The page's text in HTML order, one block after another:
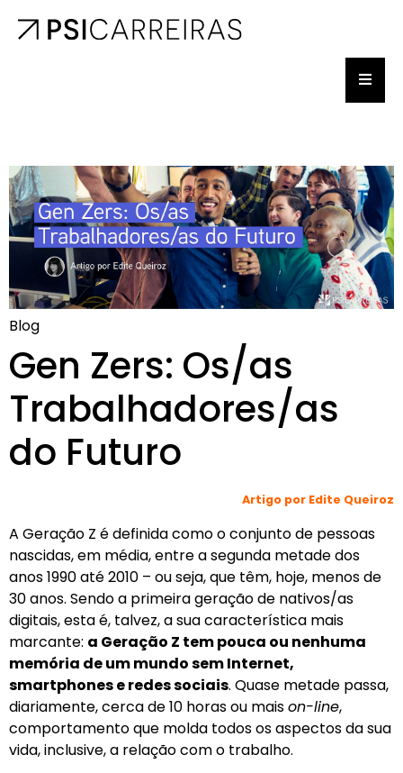
Blog
Gen Zers: Os/as
Trabalhadores/as
do Futuro
Artigo por Edite Queiroz
A Geração Z é definida como o conjunto de pessoas
nascidas, em média, entre a segunda metade dos
anos 1990 até 2010 – ou seja, que têm, hoje, menos de
30 anos. Sendo a primeira geração de nativos/as
digitais, esta é, talvez, a sua característica mais
marcante: a Geração Z tem pouca ou nenhuma
memória de um mundo sem Internet,
smartphones e redes sociais. Quase metade passa,
diariamente, cerca de 10 horas ou maison-line,
comportamento que molda todos os aspectos da sua
vida, inclusive, a relação com o trabalho.